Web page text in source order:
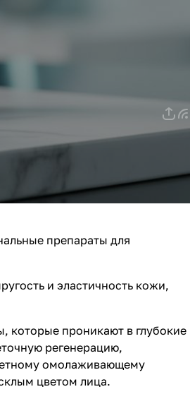
препараты для
и эластичность кожи,
которые проникают в глубокие
регенерацию,
омолаживающему
цветом лица.